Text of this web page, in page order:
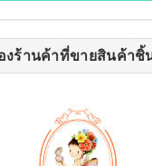
งร้านค้าที่ขายสินค้าชิ้